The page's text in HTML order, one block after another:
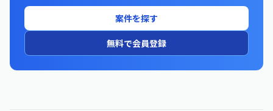
案件を探す
無料で会員登録